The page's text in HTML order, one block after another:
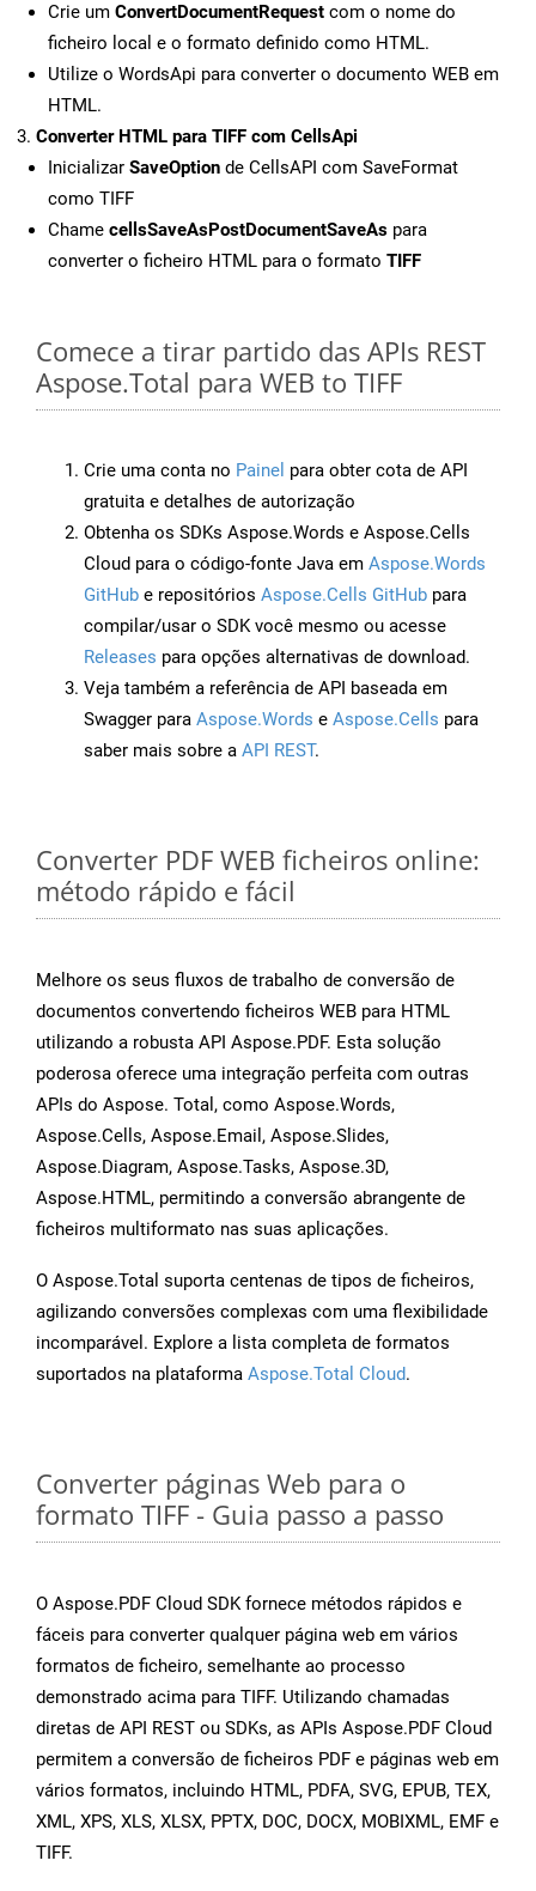
Crie um ConvertDocumentRequest com o nome do
ficheiro local e o formato definido como HTML.
Utilize o WordsApi para converter o documento WEB em
HTML.
Converter HTML para TIFF com CellsApi
Inicializar SaveOption de CellsAPI com SaveFormat
como TIFF
Chame cellsSaveAsPostDocumentSaveAs para
converter o ficheiro HTML para o formato TIFF
Comece a tirar partido das APIs REST
Aspose.Total para WEB to TIFF
Crie uma conta no Painel para obter cota de API
gratuita e detalhes de autorização
Obtenha os SDKs Aspose.Words e Aspose.Cells
Cloud para o código-fonte Java em Aspose.Words
GitHub e repositórios Aspose.Cells GitHub para
compilar/usar o SDK você mesmo ou acesse
Releases para opções alternativas de download.
Veja também a referência de API baseada em
Swagger para Aspose.Words e Aspose.Cells para
saber mais sobre a API REST.
Converter PDF WEB ficheiros online:
método rápido e fácil
Melhore os seus fluxos de trabalho de conversão de
documentos convertendo ficheiros WEB para HTML
utilizando a robusta API Aspose.PDF. Esta solução
poderosa oferece uma integração perfeita com outras
APIs do Aspose. Total, como Aspose.Words,
Aspose.Cells, Aspose.Email, Aspose.Slides,
Aspose.Diagram, Aspose.Tasks, Aspose.3D,
Aspose.HTML, permitindo a conversão abrangente de
ficheiros multiformato nas suas aplicações.
O Aspose.Total suporta centenas de tipos de ficheiros,
agilizando conversões complexas com uma flexibilidade
incomparável. Explore a lista completa de formatos
suportados na plataforma Aspose.Total Cloud.
Converter páginas Web para o
formato TIFF - Guia passo a passo
O Aspose.PDF Cloud SDK fornece métodos rápidos e
fáceis para converter qualquer página web em vários
formatos de ficheiro, semelhante ao processo
demonstrado acima para TIFF. Utilizando chamadas
diretas de API REST ou SDKs, as APIs Aspose.PDF Cloud
permitem a conversão de ficheiros PDF e páginas web em
vários formatos, incluindo HTML, PDFA, SVG, EPUB, TEX,
XML, XPS, XLS, XLSX, PPTX, DOC, DOCX, MOBIXML, EMF e
TIFF.